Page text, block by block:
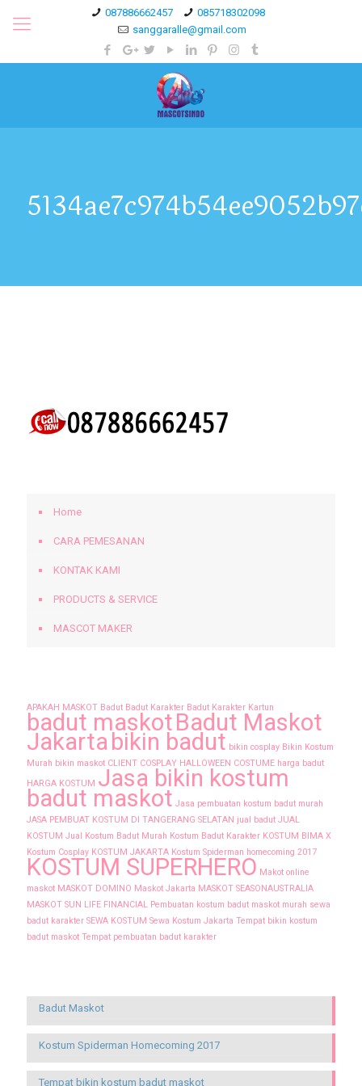
087886662457
085718302098
sanggaralle@gmail.com
Home
CARA PEMESANAN
KONTAK KAMI
PRODUCTS & SERVICE
MASCOT MAKER
APAKAH MASKOT Badut Badut Karakter Badut Karakter Kartun
badut maskotBadut Maskot
Jakarta bikin badut bikin cosplay Bikin Kostum
Murah bikin maskot CLIENT COSPLAY HALLOWEEN COSTUME harga badut
HARGA KOSTUM Jasa bikin kostum
badut maskot Jasa pembuatan kostum badut murah
JASA PEMBUAT KOSTUM DI TANGERANG SELATAN jual badut JUAL
KOSTUM Jual Kostum Badut Murah Kostum Badut Karakter KOSTUM BIMA X
Kostum Cosplay KOSTUM JAKARTA Kostum Spiderman homecoming 2017
KOSTUM SUPERHERO Makot online
maskot MASKOT DOMINO Maskot Jakarta MASKOT SEASONAUSTRALIA
MASKOT SUN LIFE FINANCIAL Pembuatan kostum badut maskot murah sewa
badut karakter SEWA KOSTUM Sewa Kostum Jakarta Tempat bikin kostum
badut maskot Tempat pembuatan badut karakter
Badut Maskot
Kostum Spiderman Homecoming 2017
Tempat bikin kostum badut maskot